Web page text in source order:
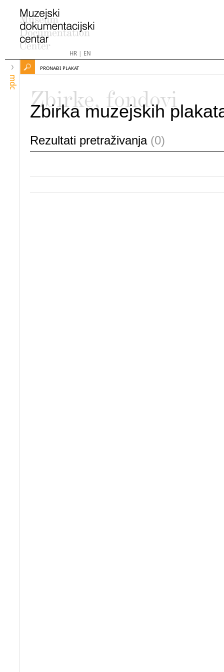
HR| EN
mdc
PRONAĐI PLAKAT
Zbirke, fondovi
Zbirka muzejskih
Rezultati pretraživanja (0)